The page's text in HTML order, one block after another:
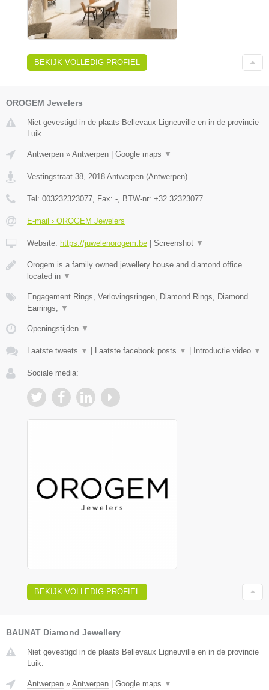
BEKIJK VOLLEDIG PROFIEL
OROGEM Jewelers
Niet gevestigd in de plaats Bellevaux Ligneuville en in de provincie
Luik.
Antwerpen » Antwerpen Google maps ▼
Vestingstraat 38 2018 Antwerpen (Antwerpen)
Tel: 003232323077 , Fax: - , BTW-nr: +32 32323077
E-mail › OROGEM Jewelers
Website: https://juwelenorogem.be Screenshot ▼
Orogem is a family owned jewellery house and diamond office
located in ▼
Engagement Rings, Verlovingsringen, Diamond Rings, Diamond
Earrings,
▼
Openingstijden ▼
Laatste tweets ▼ Laatste facebook posts ▼ Introductie video ▼
Sociale media:
BEKIJK VOLLEDIG PROFIEL
BAUNAT Diamond Jewellery
Niet gevestigd in de plaats Bellevaux Ligneuville en in de provincie
Luik.
Antwerpen » Antwerpen Google maps ▼